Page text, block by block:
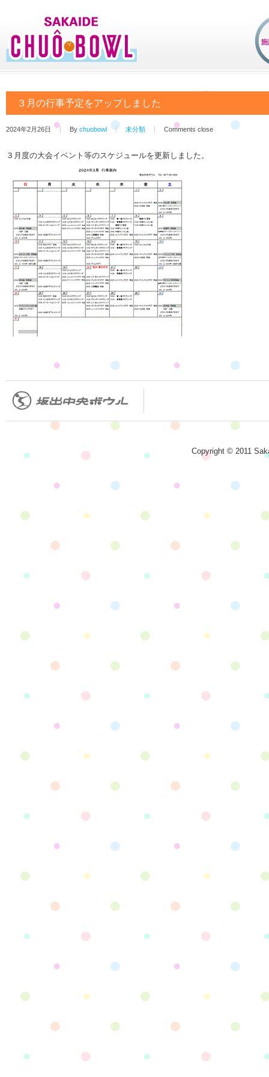
３月の行事予定をアップしました
2024年2月26日 By chuobowl 未分類 Comments close
３月度の大会イベント等のスケジュールを更新しました。
Copyright © 2011